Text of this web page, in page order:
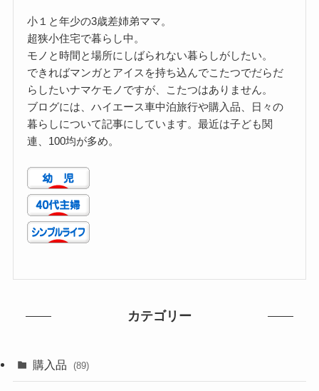
小１と年少の3歳差姉弟ママ。
超狭小住宅で暮らし中。
モノと時間と場所にしばられない暮らしがしたい。
できればマンガとアイスを持ち込んでこたつでだらだ
らしたいナマケモノですが、こたつはありません。
ブログには、ハイエース車中泊旅行や購入品、日々の
暮らしについて記事にしています。最近は子ども関
連、100均が多め。
カテゴリー
購入品 (89)